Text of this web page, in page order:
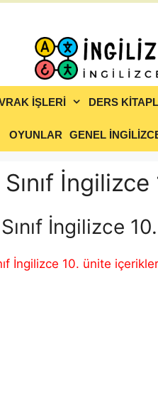
İŞLERİ DERS
OYUNLAR GENEL
Sınıf
İngilizce
İngilizce 10. ünite